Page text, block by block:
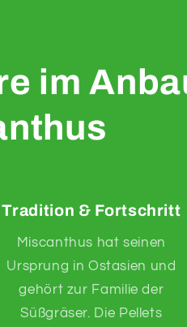
im
Tradition & Fortschritt
Miscanthus hat seinen
Ursprung in Ostasien und
gehört zur Familie der
Süßgräser. Die Pellets